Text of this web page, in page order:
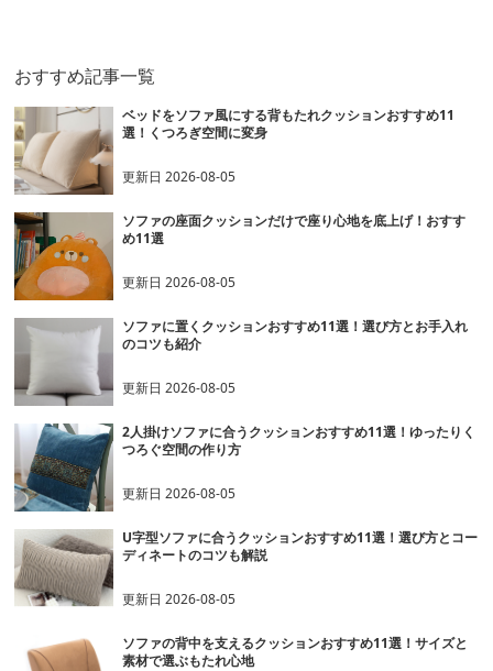
おすすめ記事一覧
ベッドをソファ風にする背もたれクッションおすすめ11
選！くつろぎ空間に変身
更新日2026-08-05
ソファの座面クッションだけで座り心地を底上げ！おすす
め11選
更新日2026-08-05
ソファに置くクッションおすすめ11選！選び方とお手入れ
のコツも紹介
更新日2026-08-05
2人掛けソファに合うクッションおすすめ11選！ゆったりく
つろぐ空間の作り方
更新日2026-08-05
U字型ソファに合うクッションおすすめ11選！選び方とコー
ディネートのコツも解説
更新日2026-08-05
ソファの背中を支えるクッションおすすめ11選！サイズと
素材で選ぶもたれ心地